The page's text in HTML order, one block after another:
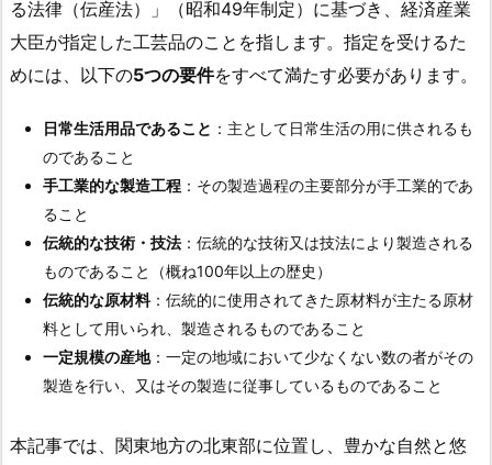
る法律（伝産法）」（昭和49年制定）に基づき、経済産業
大臣が指定した工芸品のことを指します。指定を受けるた
めには、以下の5つの要件をすべて満たす必要があります。
日常生活用品であること ：主として日常生活の用に供されるも
のであること
手工業的な製造工程 ：その製造過程の主要部分が手工業的であ
ること
伝統的な技術・技法 ：伝統的な技術又は技法により製造される
ものであること（概ね100年以上の歴史）
伝統的な原材料：伝統的に使用されてきた原材料が主たる原材
料として用いられ、製造されるものであること
一定規模の産地：一定の地域において少なくない数の者がその
製造を行い、又はその製造に従事しているものであること
本記事では、関東地方の北東部に位置し、豊かな自然と悠